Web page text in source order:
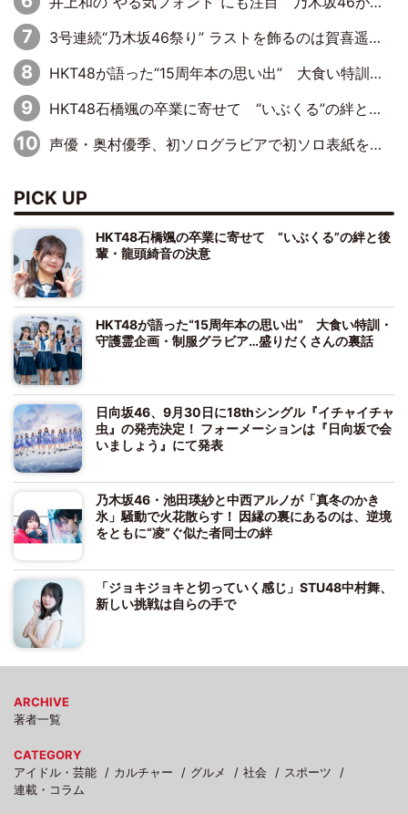
3号連続“乃木坂46祭り” ラストを飾るのは賀喜遥香…5年ぶりの登場に「5年分大人になった私を見ていただけたら」
HKT48が語った“15周年本の思い出” 大食い特訓・守護霊企画・制服グラビア…盛りだくさんの裏話
HKT48石橋颯の卒業に寄せて “いぶくる”の絆と後輩・龍頭綺音の決意
声優・奥村優季、初ソログラビアで初ソロ表紙を飾る！ 初めて見せる表情や、声優を志したきっかけなどを語った必読のインタビューを掲載
PICK UP
HKT48石橋颯の卒業に寄せて “いぶくる”の絆と後
輩・龍頭綺音の決意
HKT48が語った“15周年本の思い出” 大食い特訓・
守護霊企画・制服グラビア…盛りだくさんの裏話
日向坂46、9月30日に18thシングル『イチャイチャ
虫』の発売決定！ フォーメーションは『日向坂で会
いましょう』にて発表
乃木坂46・池田瑛紗と中西アルノが「真冬のかき
氷」騒動で火花散らす！ 因縁の裏にあるのは、逆境
をともに“凌”ぐ似た者同士の絆
「ジョキジョキと切っていく感じ」STU48中村舞、
新しい挑戦は自らの手で
ARCHIVE
著者一覧
CATEGORY
アイドル・芸能
カルチャー グルメ 社会
スポーツ
連載・コラム